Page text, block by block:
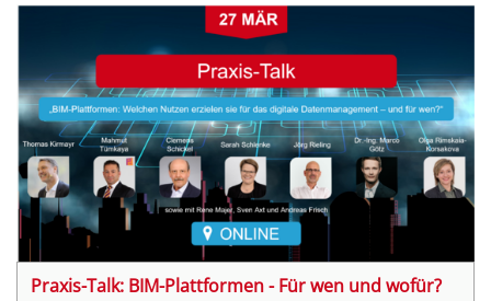
Praxis-Talk: BIM-Plattformen - Für wen und wofür?